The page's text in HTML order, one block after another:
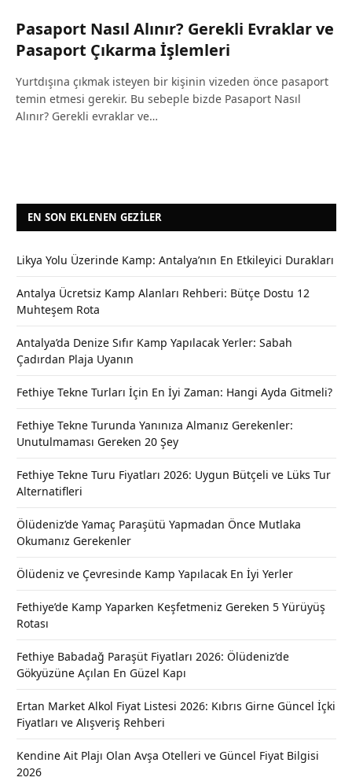
Pasaport Nasıl Alınır? Gerekli Evraklar ve
Pasaport Çıkarma İşlemleri
Yurtdışına çıkmak isteyen bir kişinin vizeden önce pasaport
temin etmesi gerekir. Bu sebeple bizde Pasaport Nasıl
Alınır? Gerekli evraklar ve…
EN SON EKLENEN GEZILER
Likya Yolu Üzerinde Kamp: Antalya’nın En Etkileyici Durakları
Antalya Ücretsiz Kamp Alanları Rehberi: Bütçe Dostu 12
Muhteşem Rota
Antalya’da Denize Sıfır Kamp Yapılacak Yerler: Sabah
Çadırdan Plaja Uyanın
Fethiye Tekne Turları İçin En İyi Zaman: Hangi Ayda Gitmeli?
Fethiye Tekne Turunda Yanınıza Almanız Gerekenler:
Unutulmaması Gereken 20 Şey
Fethiye Tekne Turu Fiyatları 2026: Uygun Bütçeli ve Lüks Tur
Alternatifleri
Ölüdeniz’de Yamaç Paraşütü Yapmadan Önce Mutlaka
Okumanız Gerekenler
Ölüdeniz ve Çevresinde Kamp Yapılacak En İyi Yerler
Fethiye’de Kamp Yaparken Keşfetmeniz Gereken 5 Yürüyüş
Rotası
Fethiye Babadağ Paraşüt Fiyatları 2026: Ölüdeniz’de
Gökyüzüne Açılan En Güzel Kapı
Ertan Market Alkol Fiyat Listesi 2026: Kıbrıs Girne Güncel İçki
Fiyatları ve Alışveriş Rehberi
Kendine Ait Plajı Olan Avşa Otelleri ve Güncel Fiyat Bilgisi
2026